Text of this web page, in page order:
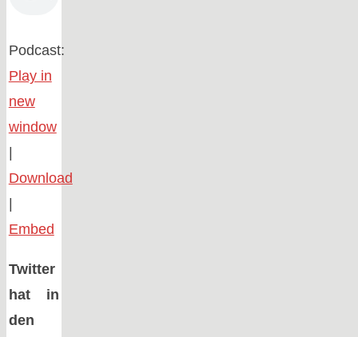
Podcast:
Play in
new
window
Download
Embed
Twitter
hat in
den